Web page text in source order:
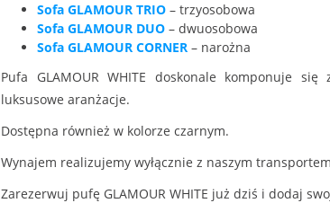
Sofa GLAMOUR TRIO – trzyosobowa
Sofa GLAMOUR DUO – dwuosobowa
Sofa GLAMOUR CORNER – narożna
Pufa GLAMOUR WHITE doskonale komponuje
luksusowe aranżacje.
Dostępna również w kolorze czarnym.
Wynajem realizujemy wyłącznie z naszym
Zarezerwuj pufę GLAMOUR WHITE już dziś i dodaj